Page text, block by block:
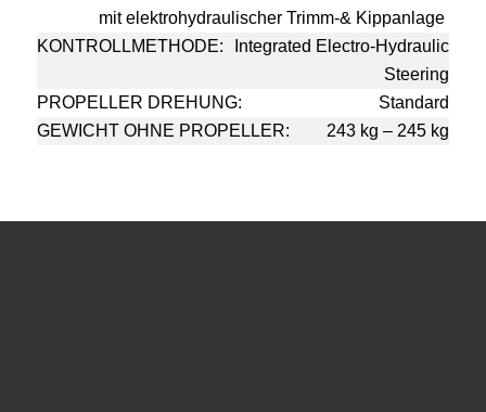
mitelektrohydraulischer Trimm-& Kippanlage
KONTROLLMETHODE:
Integrated Electro-Hydraulic
Steering
PROPELLER DREHUNG:
Standard
GEWICHT OHNE PROPELLER:
243 kg – 245 kg